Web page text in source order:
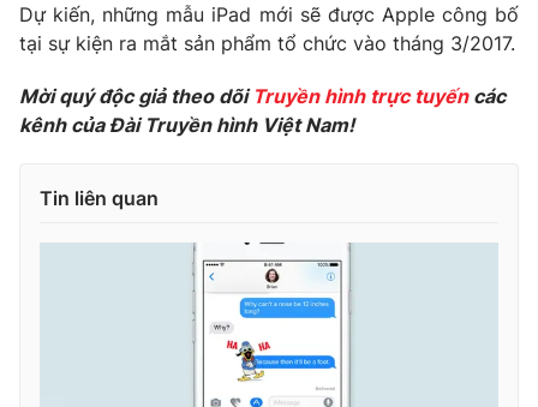
VTV Money VTV Thể thao
VTV Sức khoẻ Bất động sản
Thị trường 24h
Vươn mình bằng AI
VTV8
English
Dự kiến, những mẫu iPad mới sẽ được Apple công bố
tại sự kiện ra mắt sản phẩm tổ chức vào tháng 3/2017.
Mời quý độc giả theo dõi Truyền hình trực tuyến các
kênh của Đài Truyền hình Việt Nam!
Tin liên quan